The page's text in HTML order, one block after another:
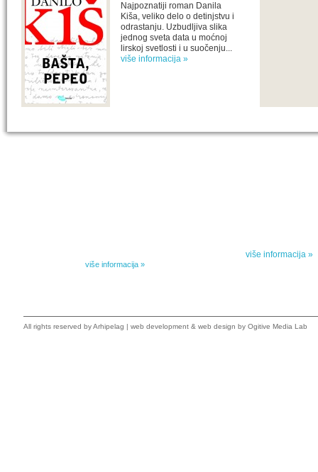
Najpoznatiji roman Danila
Kiša, veliko delo o detinjstvu i
odrastanju. Uzbudljiva slika
jednog sveta data u moćnoj
lirskoj svetlosti i u suočenju...
više informacija »
više informacija »
više informacija »
All rights reserved byArhipelag | web development & web design by Ogitive Media Lab